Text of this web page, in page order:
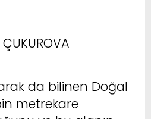
da bilinen Doğal
metrekare